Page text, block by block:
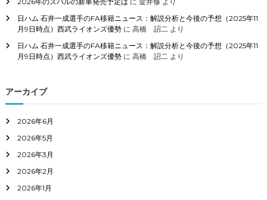
日ハム 石井一成選手のFA移籍ニュース：解説分析と今後の予想（2025年11
月9日時点）西武ライオンズ優勢に 高橋 詔二より
日ハム 石井一成選手のFA移籍ニュース：解説分析と今後の予想（2025年11
月9日時点）西武ライオンズ優勢に 高橋 詔二より
アーカイブ
2026年6月
2026年5月
2026年3月
2026年2月
2026年1月